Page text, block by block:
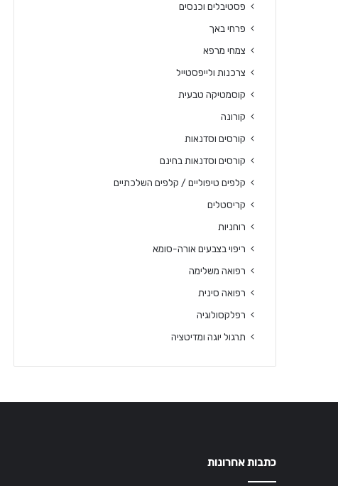
פסטיבלים וכנסים
פרחי באך
צמחי מרפא
צרכנות ולייפסטייל
קוסמטיקה טבעית
קורונה
קורסים וסדנאות
קורסים וסדנאות בחינם
קלפים טיפוליים / קלפים השלכתיים
קריסטלים
רוחניות
ריפוי בצבעים אורה-סומא
רפואה משלימה
רפואה סינית
רפלקסולוגיה
תרגול יוגה ומדיטציה
כתבות אחרונות